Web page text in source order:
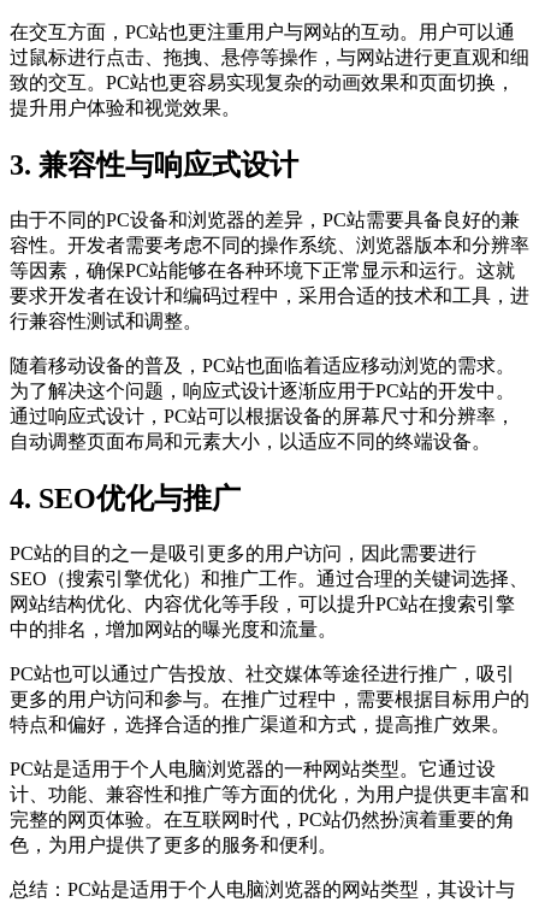
在交互方面，PC站也更注重用户与网站的互动。用户可以通
过鼠标进行点击、拖拽、悬停等操作，与网站进行更直观和细
致的交互。PC站也更容易实现复杂的动画效果和页面切换，
提升用户体验和视觉效果。
3. 兼容性与响应式设计
由于不同的PC设备和浏览器的差异，PC站需要具备良好的兼
容性。开发者需要考虑不同的操作系统、浏览器版本和分辨率
等因素，确保PC站能够在各种环境下正常显示和运行。这就
要求开发者在设计和编码过程中，采用合适的技术和工具，进
行兼容性测试和调整。
随着移动设备的普及，PC站也面临着适应移动浏览的需求。
为了解决这个问题，响应式设计逐渐应用于PC站的开发中。
通过响应式设计，PC站可以根据设备的屏幕尺寸和分辨率，
自动调整页面布局和元素大小，以适应不同的终端设备。
4. SEO优化与推广
PC站的目的之一是吸引更多的用户访问，因此需要进行
SEO（搜索引擎优化）和推广工作。通过合理的关键词选择、
网站结构优化、内容优化等手段，可以提升PC站在搜索引擎
中的排名，增加网站的曝光度和流量。
PC站也可以通过广告投放、社交媒体等途径进行推广，吸引
更多的用户访问和参与。在推广过程中，需要根据目标用户的
特点和偏好，选择合适的推广渠道和方式，提高推广效果。
PC站是适用于个人电脑浏览器的一种网站类型。它通过设
计、功能、兼容性和推广等方面的优化，为用户提供更丰富和
完整的网页体验。在互联网时代，PC站仍然扮演着重要的角
色，为用户提供了更多的服务和便利。
总结：PC站是适用于个人电脑浏览器的网站类型，其设计与